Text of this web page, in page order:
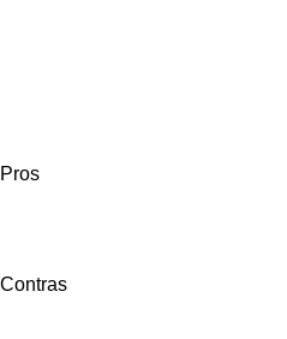
Pros
Contras